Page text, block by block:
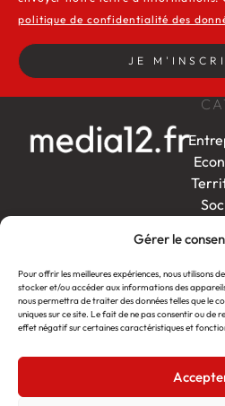
Gérer le
Pour offrir les meilleures expériences, nous utilisons
stocker et/ou accéder aux informations des
nous permettra de traiter des données telles que le
uniques sur ce site. Le fait de ne pas consentir ou de
effet négatif sur certaines caractéristiques et
by
politique de confidentialité des
JE